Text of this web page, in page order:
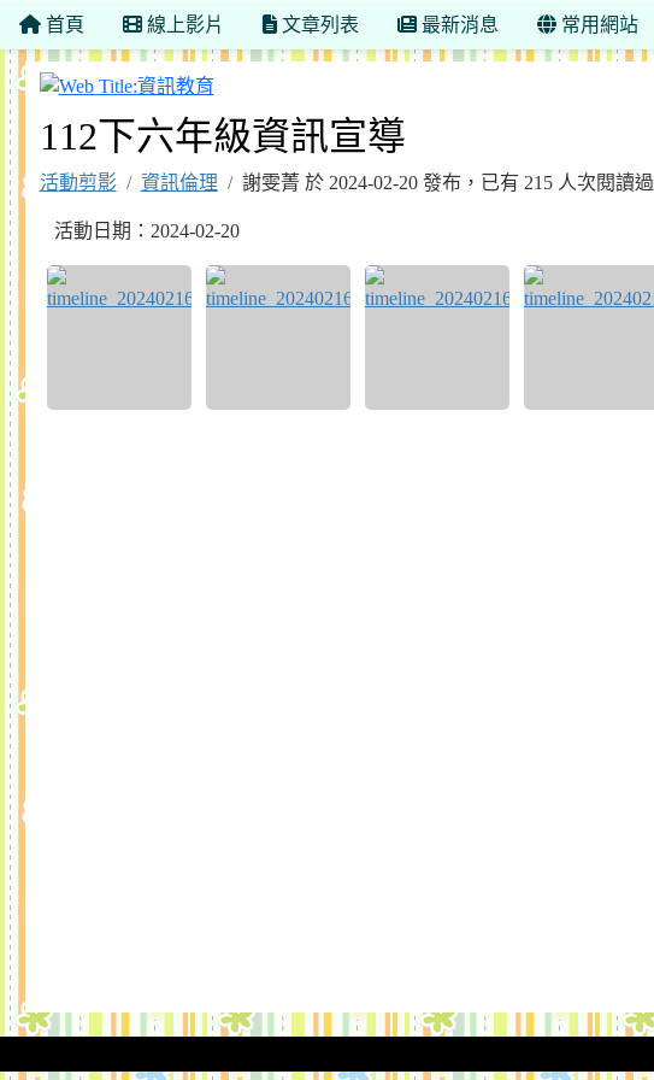
首頁 線上影片 文章列表 最新消息 常用網站
資訊教育
112下六年級資訊宣導
活動剪影 資訊倫理 謝雯菁 於 2024-02-20 發布，已有 215 人次閱讀過
活動日期：2024-02-20